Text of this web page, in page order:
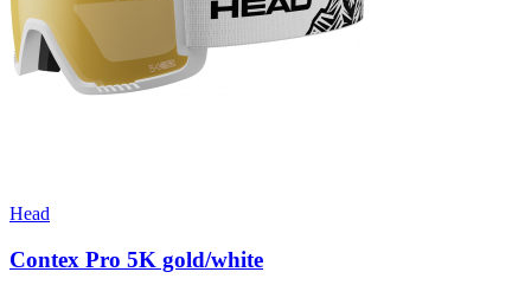
Head
Contex Pro 5K gold/white